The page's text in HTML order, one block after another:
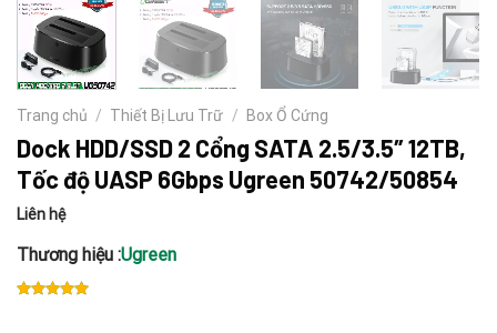
Trang chủ / Thiết Bị Lưu Trữ / Box Ổ Cứng
Dock HDD/SSD 2 Cổng SATA 2.5/3.5″ 12TB,
Tốc độ UASP 6Gbps Ugreen 50742/50854
Liên hệ
Thương hiệu :Ugreen